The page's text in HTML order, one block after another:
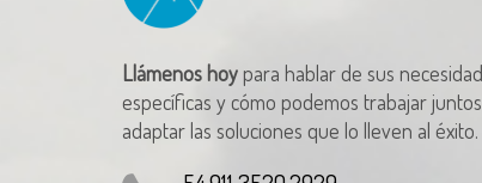
Llámenos hoypara hablar de sus
específicas y cómo podemos trabajar
adaptar las soluciones que lo lleven al éxito.